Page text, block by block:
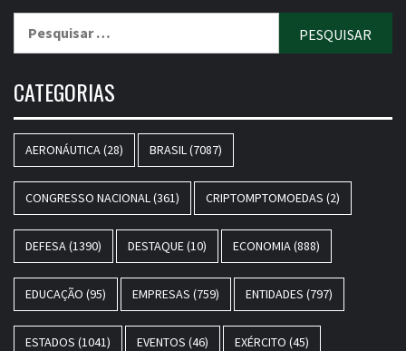
por:
CATEGORIAS
AERONÁUTICA(28) BRASIL(7087)
CONGRESSO NACIONAL(361) CRIPTOMPTOMOEDAS (2)
DEFESA(1390) DESTAQUE(10) ECONOMIA(888)
EDUCAÇÃO (95) EMPRESAS (759) ENTIDADES (797)
ESTADOS (1041) EVENTOS (46) EXÉRCITO (45)